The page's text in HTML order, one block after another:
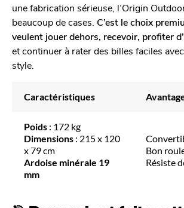
une fabrication sérieuse, l’Origin
beaucoup de cases. C’est le choix
veulent jouer dehors, recevoir, profiter
et continuer à rater des billes faciles
style.
Caractéristiques
Poids : 172 kg
Dimensions : 215 x 120
x 79 cm
Ardoise minérale 19
mm
Bon
Résiste